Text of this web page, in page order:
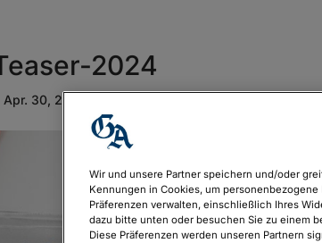
2024
Apr. 30, 2024
Wir und unsere Partner speichern und/oder
Kennungen in Cookies, um
Präferenzen verwalten, einschließlich Ihres
dazu bitte unten oder besuchen Sie zu einem
Diese Präferenzen werden unseren Partnern